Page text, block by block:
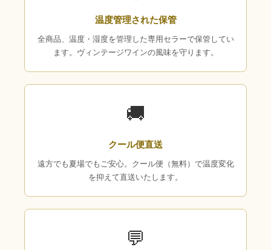
温度管理された保管
全商品、温度・湿度を管理した専用セラーで保管してい
ます。ヴィンテージワインの風味を守ります。
🚚
クール便直送
遠方でも夏場でもご安心。クール便（無料）で温度変化
を抑えて直送いたします。
💬